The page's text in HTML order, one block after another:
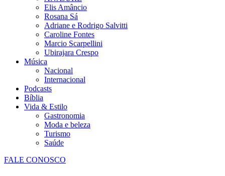
Elis Amâncio
Rosana Sá
Adriane e Rodrigo Salvitti
Caroline Fontes
Marcio Scarpellini
Ubirajara Crespo
Música
Nacional
Internacional
Podcasts
Bíblia
Vida & Estilo
Gastronomia
Moda e beleza
Turismo
Saúde
FALE CONOSCO